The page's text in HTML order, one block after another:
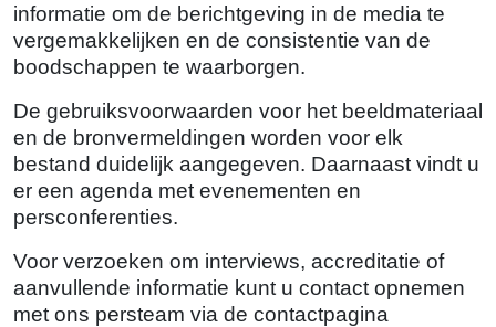
informatie om de berichtgeving in de media te
vergemakkelijken en de consistentie van de
boodschappen te waarborgen.
De gebruiksvoorwaarden voor het beeldmateriaal
en de bronvermeldingen worden voor elk
bestand duidelijk aangegeven. Daarnaast vindt u
er een agenda met evenementen en
persconferenties.
Voor verzoeken om interviews, accreditatie of
aanvullende informatie kunt u contact opnemen
met ons persteam via de contactpagina